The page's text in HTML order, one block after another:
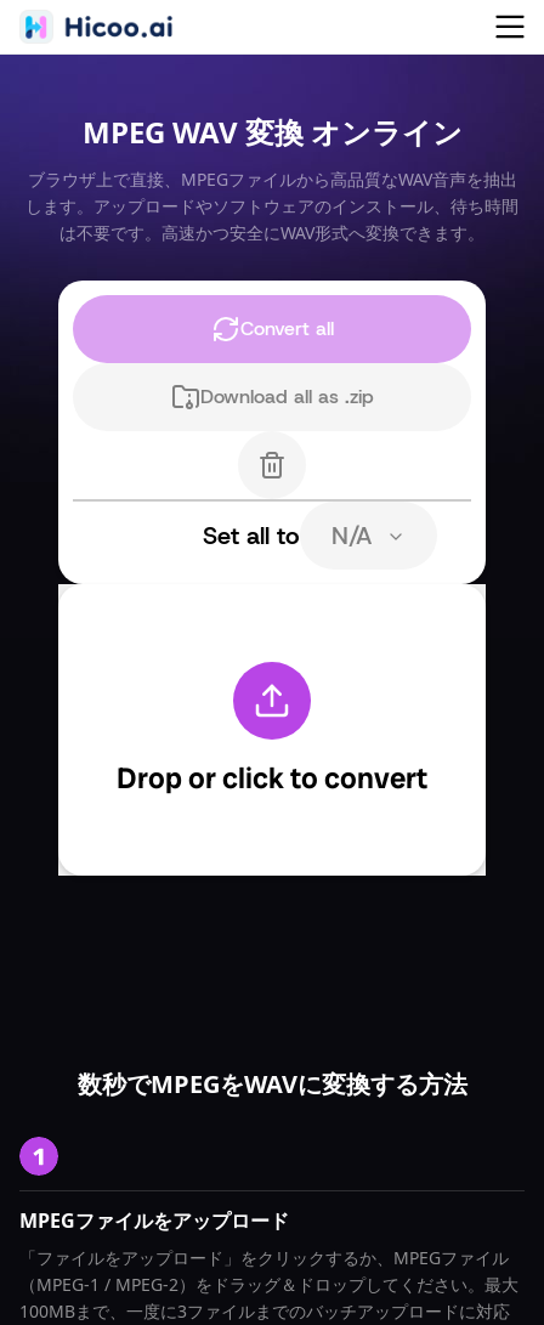
MPEG WAV 変換 オンライン
ブラウザ上で直接、MPEGファイルから高品質なWAV音声を抽出
します。アップロードやソフトウェアのインストール、待ち時間
は不要です。高速かつ安全にWAV形式へ変換できます。
数秒でMPEGをWAVに変換する方法
MPEGファイルをアップロード
「ファイルをアップロード」をクリックするか、MPEGファイル
（MPEG-1 / MPEG-2）をドラッグ＆ドロップしてください。最大
100MBまで、一度に3ファイルまでのバッチアップロードに対応